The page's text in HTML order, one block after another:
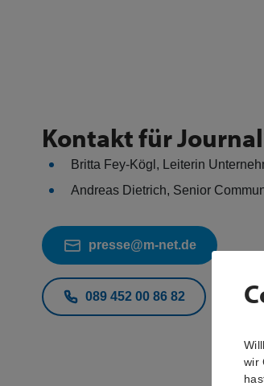
Kontakt für
Britta Fey-Kögl, Leiterin
Andreas Dietrich, Senior
presse@m-net.de
089 452 00 86 82
wir